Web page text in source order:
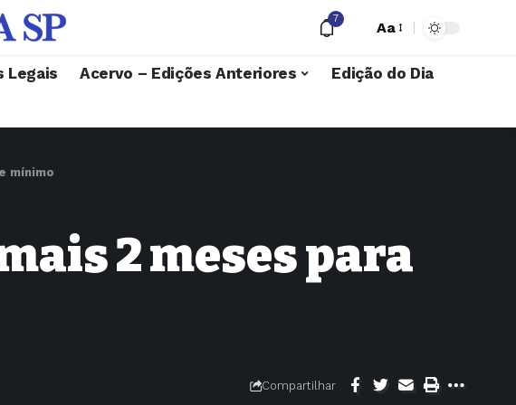
7
Aa
Legais Acervo – Edições Anteriores
Edição do Dia
mínimo
2 meses para
Compartilhar